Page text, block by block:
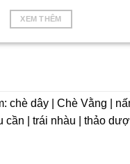
XEM THÊM
chè dây | Chè Vằng |
cần | trái nhàu | thảo